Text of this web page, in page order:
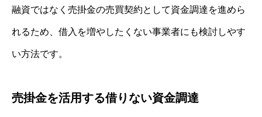
融資ではなく売掛金の売買契約として資金調達を進めら
れるため、借入を増やしたくない事業者にも検討しやす
い方法です。
売掛金を活用する借りない資金調達